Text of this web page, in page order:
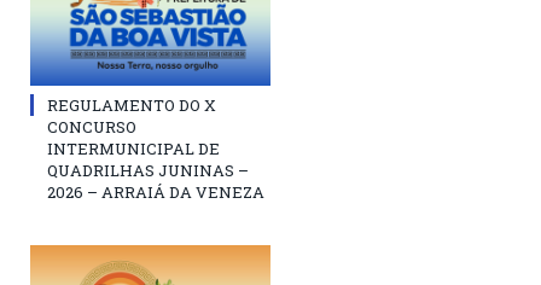
REGULAMENTO DO X
CONCURSO
INTERMUNICIPAL DE
QUADRILHAS JUNINAS –
2026 – ARRAIÁ DA VENEZA